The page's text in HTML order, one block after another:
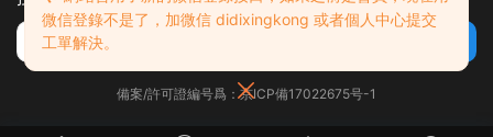
備案/許可證編号爲：京ICP備17022675号-1
微信登錄不是了，加微信 didixingkong 或者個人中心提交
工單解決。